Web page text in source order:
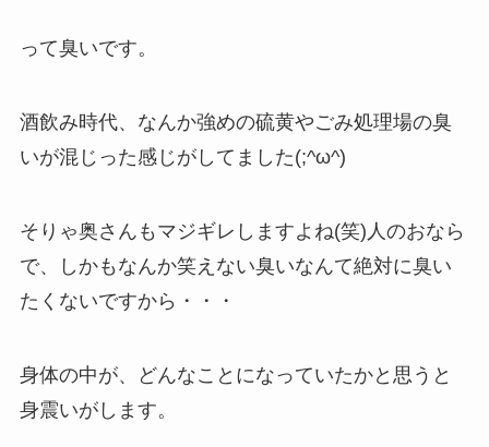
って臭いです。
酒飲み時代、なんか強めの硫黄やごみ処理場の臭
いが混じった感じがしてました(;^ω^)
そりゃ奥さんもマジギレしますよね(笑)人のおなら
で、しかもなんか笑えない臭いなんて絶対に臭い
たくないですから・・・
身体の中が、どんなことになっていたかと思うと
身震いがします。